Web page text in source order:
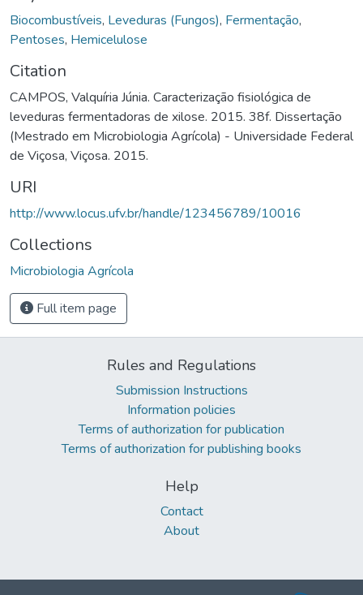
Biocombustíveis, Leveduras (Fungos), Fermentação,
Pentoses, Hemicelulose
Citation
CAMPOS, Valquíria Júnia. Caracterização fisiológica de
leveduras fermentadoras de xilose. 2015. 38f. Dissertação
(Mestrado em Microbiologia Agrícola) - Universidade Federal
de Viçosa, Viçosa. 2015.
URI
http://www.locus.ufv.br/handle/123456789/10016
Collections
Microbiologia Agrícola
Full item page
Rules and Regulations
Submission Instructions
Information policies
Terms of authorization for publication
Terms of authorization for publishing books
Help
Contact
About